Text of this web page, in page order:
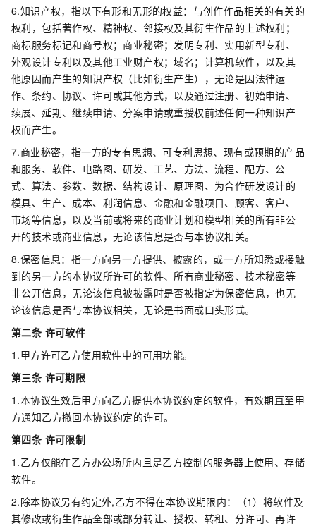
6.知识产权，指以下有形和无形的权益：与创作作品相关的有关的
权利，包括著作权、精神权、邻接权及其衍生作品的上述权利；
商标服务标记和商号权；商业秘密；发明专利、实用新型专利、
外观设计专利以及其他工业财产权；域名；计算机软件，以及其
他原因而产生的知识产权（比如衍生产生），无论是因法律运
作、条约、协议、许可或其他方式，以及通过注册、初始申请、
续展、延期、继续申请、分案申请或重授权前述任何一种知识产
权而产生。
7.商业秘密，指一方的专有思想、可专利思想、现有或预期的产品
和服务、软件、电路图、研发、工艺、方法、流程、配方、公
式、算法、参数、数据、结构设计、原理图、为合作研发设计的
模具、生产、成本、利润信息、金融和金融项目、顾客、客户、
市场等信息，以及当前或将来的商业计划和模型相关的所有非公
开的技术或商业信息，无论该信息是否与本协议相关。
8.保密信息：指一方向另一方提供、披露的，或一方所知悉或接触
到的另一方的本协议所许可的软件、所有商业秘密、技术秘密等
非公开信息，无论该信息被披露时是否被指定为保密信息，也无
论该信息是否与本协议相关，无论是书面或口头形式。
第二条 许可软件
1.甲方许可乙方使用软件中的可用功能。
第三条 许可期限
1.本协议生效后甲方向乙方提供本协议约定的软件，有效期直至甲
方通知乙方撤回本协议约定的许可。
第四条 许可限制
1.乙方仅能在乙方办公场所内且是乙方控制的服务器上使用、存储
软件。
2.除本协议另有约定外,乙方不得在本协议期限内：（1）将软件及
其修改或衍生作品全部或部分转让、授权、转租、分许可、再许